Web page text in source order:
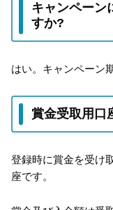
キャンペーン
すか?
はい。キャンペーン
賞金受取用口
登録時に賞金を受け
座です。